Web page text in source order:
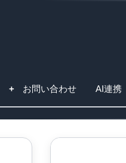
お問い合わせ AI連携